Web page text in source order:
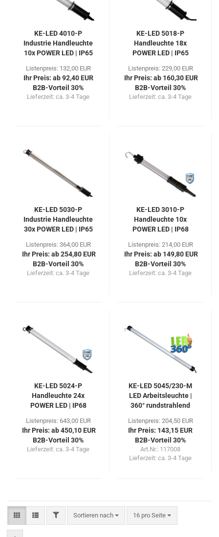
KE-LED 4010-P
Industrie Handleuchte
10x POWER LED | IP65
Listenpreis: 132,00 EUR
Ihr Preis: ab 92,40 EUR
B2B-Vorteil 30%
Lieferzeit: ca. 3-4 Tage
KE-LED 5018-P
Handleuchte 18x
POWER LED | IP65
Listenpreis: 229,00 EUR
Ihr Preis: ab 160,30 EUR
B2B-Vorteil 30%
Lieferzeit: ca. 3-4 Tage
KE-LED 5030-P
Industrie Handleuchte
30x POWER LED | IP65
Listenpreis: 364,00 EUR
Ihr Preis: ab 254,80 EUR
B2B-Vorteil 30%
Lieferzeit: ca. 3-4 Tage
KE-LED 3010-P
Handleuchte 10x
POWER LED | IP68
Listenpreis: 214,00 EUR
Ihr Preis: ab 149,80 EUR
B2B-Vorteil 30%
Lieferzeit: ca. 3-4 Tage
KE-LED 5024-P
Handleuchte 24x
POWER LED | IP68
Listenpreis: 643,00 EUR
Ihr Preis: ab 450,10 EUR
B2B-Vorteil 30%
Lieferzeit: ca. 3-4 Tage
KE-LED 5045/230-M
LED Arbeitsleuchte |
360° rundstrahlend
Listenpreis: 204,50 EUR
Ihr Preis: 143,15 EUR
B2B-Vorteil 30%
Art.Nr.: 117008
Lieferzeit: ca. 3-4 Tage
FILTERSortieren nach
Sortieren nach 16 pro Seite
pro Seite